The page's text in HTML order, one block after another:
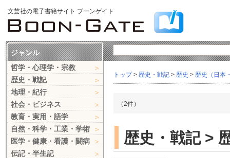
文芸社の電子書籍サイト ブーンゲイト
トップ> 歴史・戦記 > 歴史 > 歴史（日本
（2件）
歴史・戦記 >
ジャンル
哲学・心理学・宗教
歴史・戦記
地理・紀行
社会・ビジネス
教育・実用・語学
自然・科学・工業・学術
医学・健康・看護・闘病
伝記・半生記